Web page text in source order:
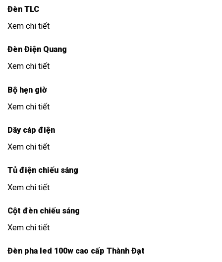
Đèn TLC
Xem chi tiết
Đèn Điện Quang
Xem chi tiết
Bộ hẹn giờ
Xem chi tiết
Dây cáp điện
Xem chi tiết
Tủ điện chiếu sáng
Xem chi tiết
Cột đèn chiếu sáng
Xem chi tiết
Đèn pha led 100w cao cấp Thành Đạt